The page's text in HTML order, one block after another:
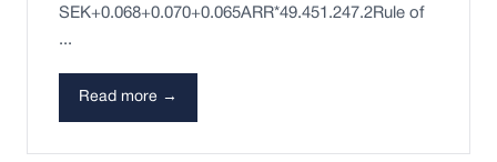
SEK+0.068+0.070+0.065ARR*49.451.247.2Rule of
...
Read more →